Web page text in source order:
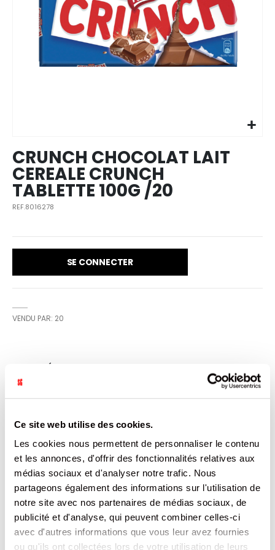
Ce site web utilise des cookies.
Les cookies nous permettent de personnaliser le contenu
et les annonces, d'offrir des fonctionnalités relatives aux
médias sociaux et d'analyser notre trafic. Nous
partageons également des informations sur l'utilisation de
notre site avec nos partenaires de médias sociaux, de
publicité et d'analyse, qui peuvent combiner celles-ci
avec d'autres informations que vous leur avez fournies
ou qu'ils ont collectées lors de votre utilisation de leurs
images
gallery
CRUNCH CHOCOLAT LAIT
CEREALE CRUNCH
TABLETTE 100G /20
REF.8016278
SE CONNECTER
VENDU PAR: 20
CARACTÉRISTIQUES
Italie
Non
0
0
107
100
EMBALLAGE INDIVIDUEL
0.172
DOCUMENTATION